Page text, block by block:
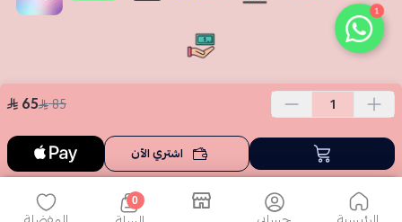
85
65
اشتري الآن
1
0